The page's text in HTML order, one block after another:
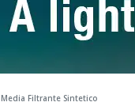
Media Filtrante Sintetico